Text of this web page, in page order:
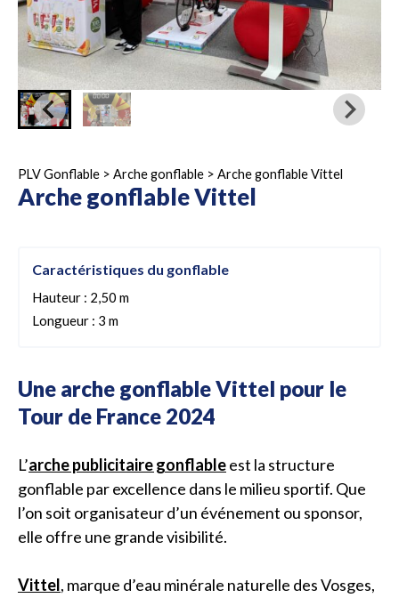
PLV Gonflable > Arche gonflable > Arche gonflable Vittel
Arche gonflable Vittel
Caractéristiques du gonflable
Hauteur : 2,50 m
Longueur : 3 m
Une arche gonflable Vittel pour le
Tour de France 2024
L’arche publicitaire gonflableest la structure
gonflable par excellence dans le milieu sportif. Que
l’on soit organisateur d’un événement ou sponsor,
elle offre une grande visibilité.
Vittel, marque d’eau minérale naturelle des Vosges,